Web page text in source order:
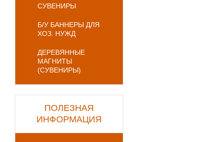
СУВЕНИРЫ
Б/У БАННЕРЫ ДЛЯ
ХОЗ. НУЖД
ДЕРЕВЯННЫЕ
МАГНИТЫ
(СУВЕНИРЫ)
ПОЛЕЗНАЯ
ИНФОРМАЦИЯ